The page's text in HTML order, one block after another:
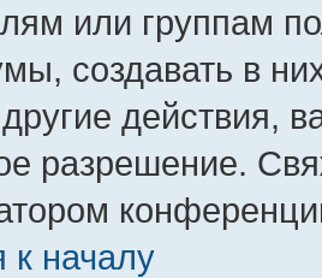
или группам
создавать в
действия,
разрешение.
к началу